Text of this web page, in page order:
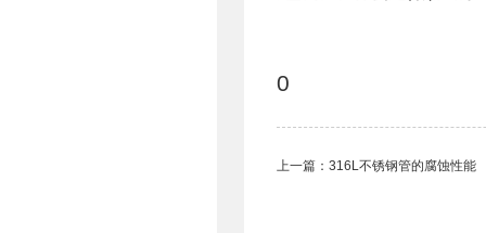
0
上一篇： 316L不锈钢管的腐蚀性能